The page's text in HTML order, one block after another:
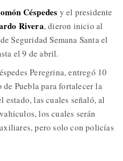
Céspedes y el presidente
Rivera, dieron inicio al
Seguridad Semana Santa el
el 9 de abril.
Peregrina, entregó 10
Puebla para fortalecer la
las cuales señaló, al
los cuales serán
pero solo con policías